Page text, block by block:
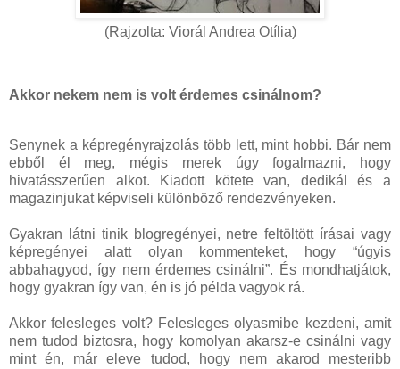
(Rajzolta: Viorál Andrea Otília)
Akkor nekem nem is volt érdemes csinálnom?
Senynek a képregényrajzolás több lett, mint hobbi. Bár nem
ebből él meg, mégis merek úgy fogalmazni, hogy
hivatásszerűen alkot. Kiadott kötete van, dedikál és a
magazinjukat képviseli különböző rendezvényeken.
Gyakran látni tinik blogregényei, netre feltöltött írásai vagy
képregényei alatt olyan kommenteket, hogy “úgyis
abbahagyod, így nem érdemes csinálni”. És mondhatjátok,
hogy gyakran így van, én is jó példa vagyok rá.
Akkor felesleges volt? Felesleges olyasmibe kezdeni, amit
nem tudod biztosra, hogy komolyan akarsz-e csinálni vagy
mint én, már eleve tudod, hogy nem akarod mesteribb